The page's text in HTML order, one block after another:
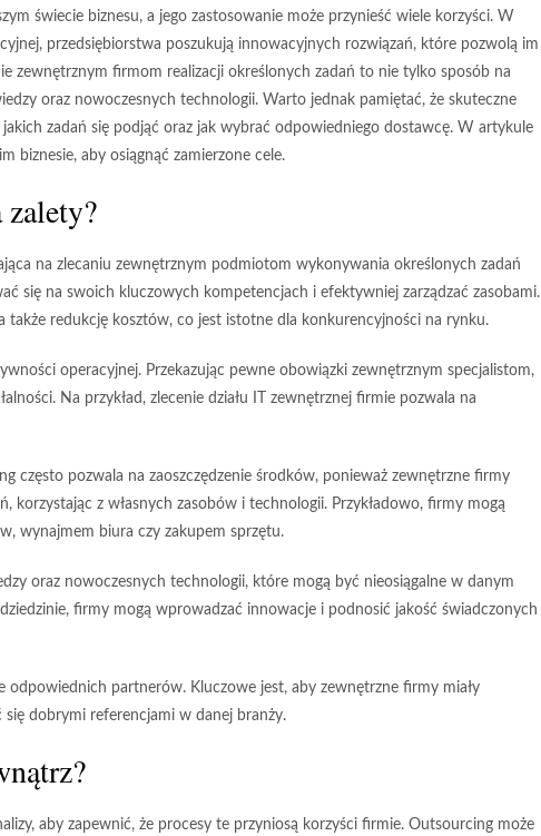
świecie biznesu, a jego zastosowanie może przynieść wiele korzyści. W
przedsiębiorstwa poszukują innowacyjnych rozwiązań, które pozwolą im
zewnętrznym firmom realizacji określonych zadań to nie tylko sposób na
oraz nowoczesnych technologii. Warto jednak pamiętać, że skuteczne
zadań się podjąć oraz jak wybrać odpowiedniego dostawcę. W artykule
biznesie, aby osiągnąć zamierzone cele.
na zlecaniu zewnętrznym podmiotom wykonywania określonych zadań
się na swoich kluczowych kompetencjach i efektywniej zarządzać zasobami.
także redukcję kosztów, co jest istotne dla konkurencyjności na rynku.
operacyjnej. Przekazując pewne obowiązki zewnętrznym specjalistom,
Na przykład, zlecenie działu IT zewnętrznej firmie pozwala na
często pozwala na zaoszczędzenie środków, ponieważ zewnętrzne firmy
korzystając z własnych zasobów i technologii. Przykładowo, firmy mogą
wynajmem biura czy zakupem sprzętu.
oraz nowoczesnych technologii, które mogą być nieosiągalne w danym
firmy mogą wprowadzać innowacje i podnosić jakość świadczonych
odpowiednich partnerów. Kluczowe jest, aby zewnętrzne firmy miały
się dobrymi referencjami w danej branży.
aby zapewnić, że procesy te przyniosą korzyści firmie. Outsourcing może